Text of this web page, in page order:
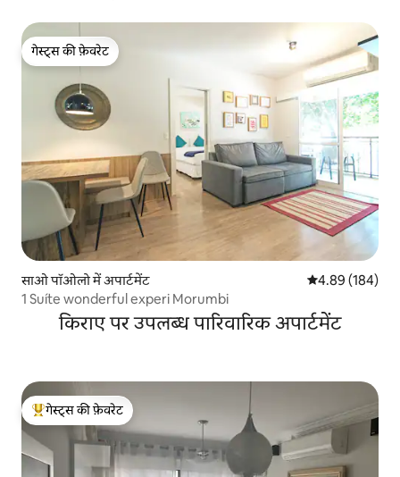
गेस्ट्स की फ़ेवरेट
गेस्ट्स की फ़ेवरेट
साओ पॉओलो में अपार्टमेंट औसत रेटिंग 5 में से
4.89 (184)
1 Suíte wonderful experi Morumbi
किराए पर उपलब्ध पारिवारिक अपार्टमेंट
गेस्ट्स का टॉप फ़ेवरेट
गेस्ट्स की फ़ेवरेट